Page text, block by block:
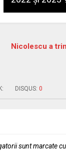
Nicolescu a
DISQUS: 0
sunt marcate cu